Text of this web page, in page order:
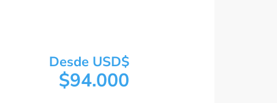
Desde USD$
$94.000